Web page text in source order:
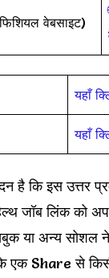
वेबसाइट)
यहाँ
यहाँ
है कि इस उत्तर
जॉब लिंक को
या अन्य सोशल
Share से किसी